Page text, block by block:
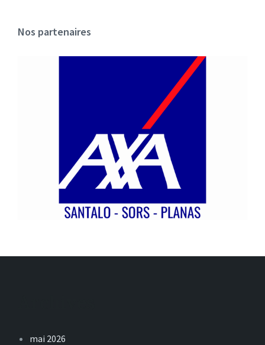
Nos partenaires
mai 2026